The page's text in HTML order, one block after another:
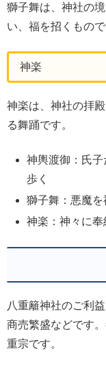
獅子舞は、神社の
い、福を招くもので
神楽
神楽は、神社の拝
る舞踊です。
神輿渡御：氏
歩く
獅子舞：悪魔を
神楽：神々に奉
八重籬神社のご利
商売繁盛などです
重宗です。